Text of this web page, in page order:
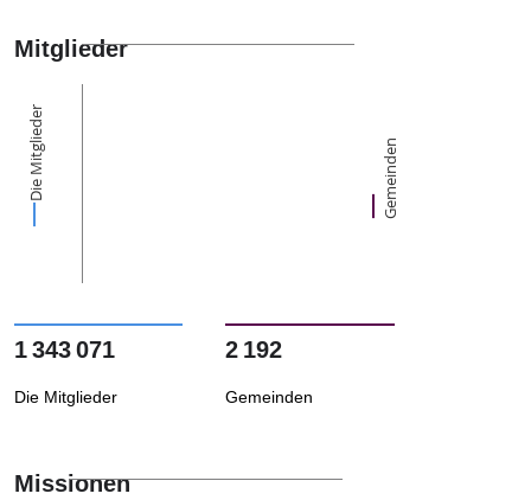
Mitglieder
Die Mitglieder Gemeinden
1 343 071
Die Mitglieder
2 192
Gemeinden
Missionen